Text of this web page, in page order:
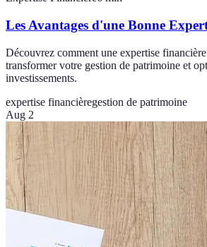
Les Avantages d'une Bonne
Découvrez comment une expertise
transformer votre gestion de patrimoine et
investissements.
expertise financièregestion de patrimoine
Aug 2